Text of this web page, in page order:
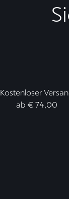
Kostenloser
ab € 74,00